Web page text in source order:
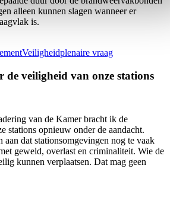
alleen kunnen slagen wanneer er
is.
Veiligheidplenaire vraag
de veiligheid van onze stations
van de Kamer bracht ik de
stations opnieuw onder de aandacht.
aan dat stationsomgevingen nog te vaak
geweld, overlast en criminaliteit. Wie de
kunnen verplaatsen. Dat mag geen